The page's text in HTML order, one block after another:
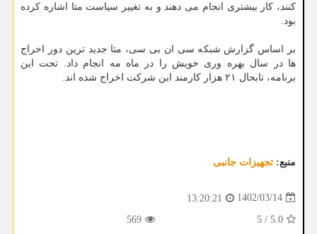
کنند، کار بیشتری انجام می دهند و به تغییر سیاست متا اشاره کرده
بود.
بر اساس گزارش شبکه سی ان بی سی، متا جدید ترین دور اخراج
ها در سال بهره وری خویش را در ماه مه انجام داد. تحت این
برنامه، تابحال ۲۱ هزار کارمند این شرکت اخراج شده اند.
منبع: تجهیزات جانبی
1402/03/14
13:20:21
5.0
/
5
569